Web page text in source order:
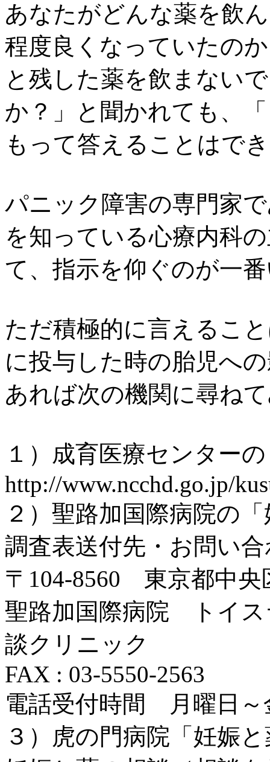
あなたがどんな薬を飲
程度良くなっていたの
と残した薬を飲まない
か？」と聞かれても、
もって答えることはで
パニック障害の専門家
を知っている心療内科
て、指示を仰ぐのが一
ただ積極的に言えるこ
に投与した時の胎児へ
あれば次の機関に尋ね
１）成育医療センター
http://www.ncchd.go.jp/
２）聖路加国際病院の
調査表送付先・お問い
〒104-8560 東京都中央
聖路加国際病院 トイス
談クリニック
FAX : 03-5550-2563
電話受付時間 月曜日
３）虎の門病院「妊娠